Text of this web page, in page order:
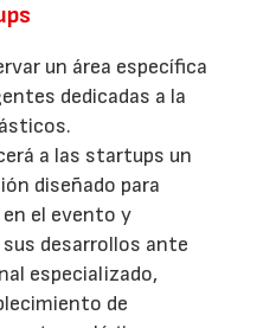
un área específica
dedicadas a la
a las startups un
diseñado para
el evento y
desarrollos ante
especializado,
de